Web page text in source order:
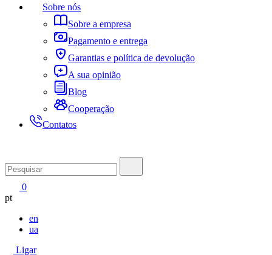
Sobre nós
Sobre a empresa
Pagamento e entrega
Garantias e política de devolução
A sua opinião
Blog
Cooperação
Contatos
0
pt
en
ua
Ligar